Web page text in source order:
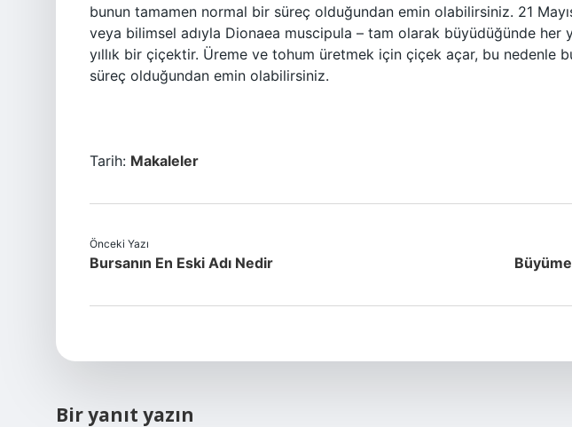
bunun tamamen normal bir süreç olduğundan emin olabilirsiniz. 21
veya bilimsel adıyla Dionaea muscipula – tam olarak büyüdüğünde her
yıllık bir çiçektir. Üreme ve tohum üretmek için çiçek açar, bu nedenle
süreç olduğundan emin olabilirsiniz.
Tarih: Makaleler
Önceki Yazı
Bursanın En Eski Adı Nedir
Bir yanıt yazın